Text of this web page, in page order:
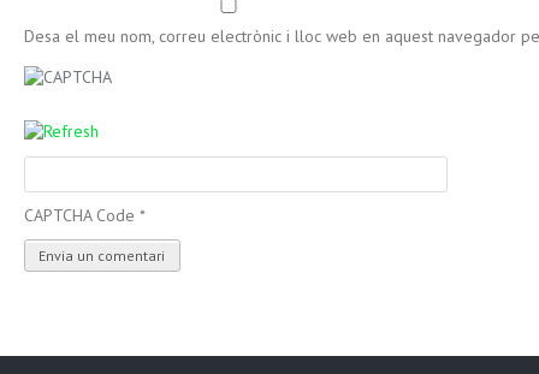
Desa el meu nom, correu electrònic i lloc web en aquest navegador
CAPTCHA Code *